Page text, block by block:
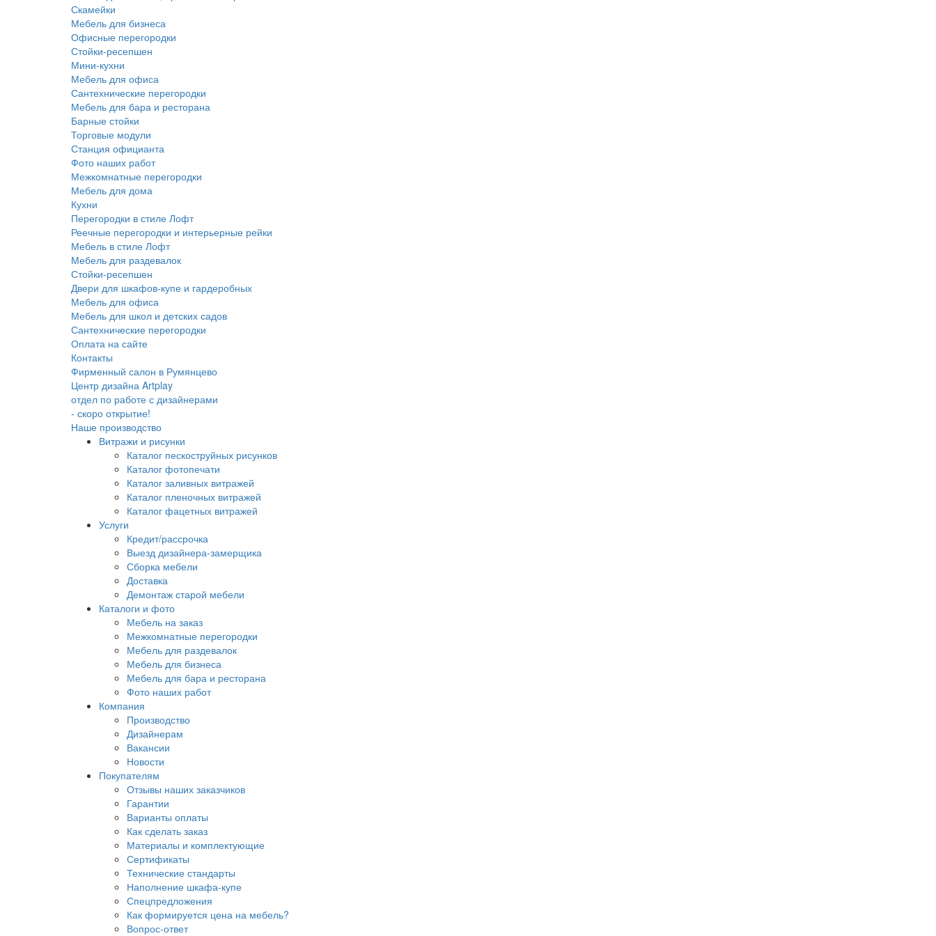
Скамейки
Мебель для бизнеса
Офисные перегородки
Стойки-ресепшен
Мини-кухни
Мебель для офиса
Сантехнические перегородки
Мебель для бара и ресторана
Барные стойки
Торговые модули
Станция официанта
Фото наших работ
Межкомнатные перегородки
Мебель для дома
Кухни
Перегородки в стиле Лофт
Реечные перегородки и интерьерные рейки
Мебель в стиле Лофт
Мебель для раздевалок
Стойки-ресепшен
Двери для шкафов-купе и гардеробных
Мебель для офиса
Мебель для школ и детских садов
Сантехнические перегородки
Оплата на сайте
Контакты
Фирменный салон в Румянцево
Центр дизайна Artplay
отдел по работе с дизайнерами
- скоро открытие!
Наше производство
Витражи и рисунки
Каталог пескоструйных рисунков
Каталог фотопечати
Каталог заливных витражей
Каталог пленочных витражей
Каталог фацетных витражей
Услуги
Кредит/рассрочка
Выезд дизайнера-замерщика
Сборка мебели
Доставка
Демонтаж старой мебели
Каталоги и фото
Мебель на заказ
Межкомнатные перегородки
Мебель для раздевалок
Мебель для бизнеса
Мебель для бара и ресторана
Фото наших работ
Компания
Производство
Дизайнерам
Вакансии
Новости
Покупателям
Отзывы наших заказчиков
Гарантии
Варианты оплаты
Как сделать заказ
Материалы и комплектующие
Сертификаты
Технические стандарты
Наполнение шкафа-купе
Спецпредложения
Как формируется цена на мебель?
Вопрос-ответ